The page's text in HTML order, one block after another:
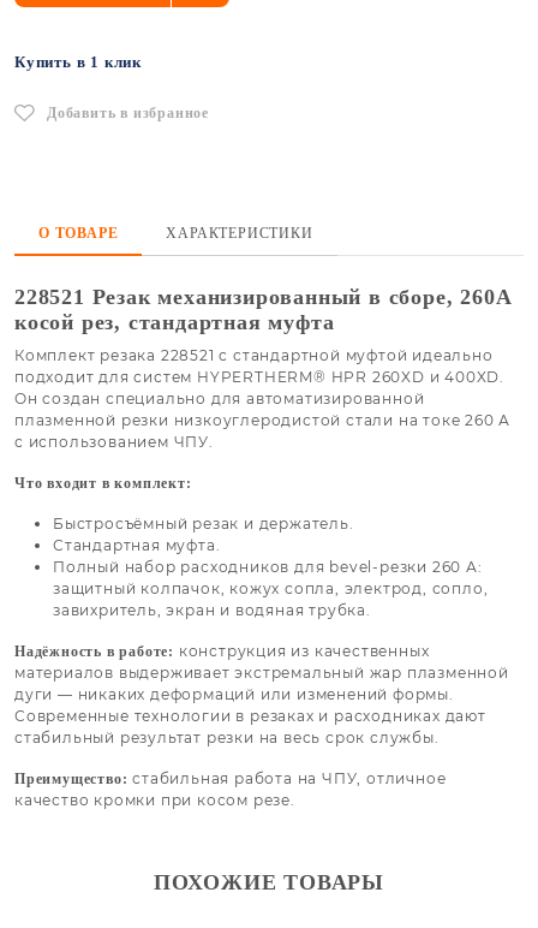
Купить в 1 клик
Добавить в избранное
О ТОВАРЕ ХАРАКТЕРИСТИКИ
228521 Резак механизированный в сборе, 260А
косой рез, стандартная муфта
Комплект резака 228521 с стандартной муфтой идеально
подходит для систем HYPERTHERM® HPR 260XD и 400XD.
Он создан специально для автоматизированной
плазменной резки низкоуглеродистой стали на токе 260 А
с использованием ЧПУ.
Что входит в комплект:
Быстросъёмный резак и держатель.
Стандартная муфта.
Полный набор расходников для bevel-резки 260 А:
защитный колпачок, кожух сопла, электрод, сопло,
завихритель, экран и водяная трубка.
Надёжность в работе: конструкция из качественных
материалов выдерживает экстремальный жар плазменной
дуги — никаких деформаций или изменений формы.
Современные технологии в резаках и расходниках дают
стабильный результат резки на весь срок службы.
Преимущество: стабильная работа на ЧПУ, отличное
качество кромки при косом резе.
ПОХОЖИЕ ТОВАРЫ